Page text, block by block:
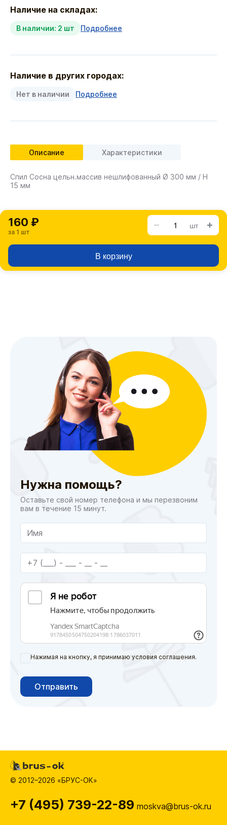
Наличие на складах:
В наличии: 2 шт Подробнее
Наличие в других городах:
Нет в наличии Подробнее
Описание Характеристики
Спил Сосна цельн.массив нешлифованный Ø 300 мм / Н
15 мм
160 ₽
за 1 шт
шт
В корзину
Нужна помощь?
Оставьте свой номер телефона и мы перезвоним
вам в течение 15 минут.
Нажимая на кнопку, я принимаю условия соглашения.
Отправить
© 2012–2026 «БРУС-ОК»
+7 (495) 739-22-89 moskva@brus-ok.ru